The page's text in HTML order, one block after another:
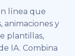
línea que
animaciones y
plantillas,
IA. Combina